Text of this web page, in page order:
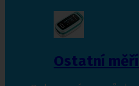
Ostatní